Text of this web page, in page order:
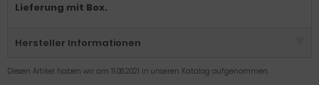
Lieferung mit Box.
Hersteller Informationen
Diesen Artikel haben wir am 11.08.2021 in unseren Katalog aufgenommen.